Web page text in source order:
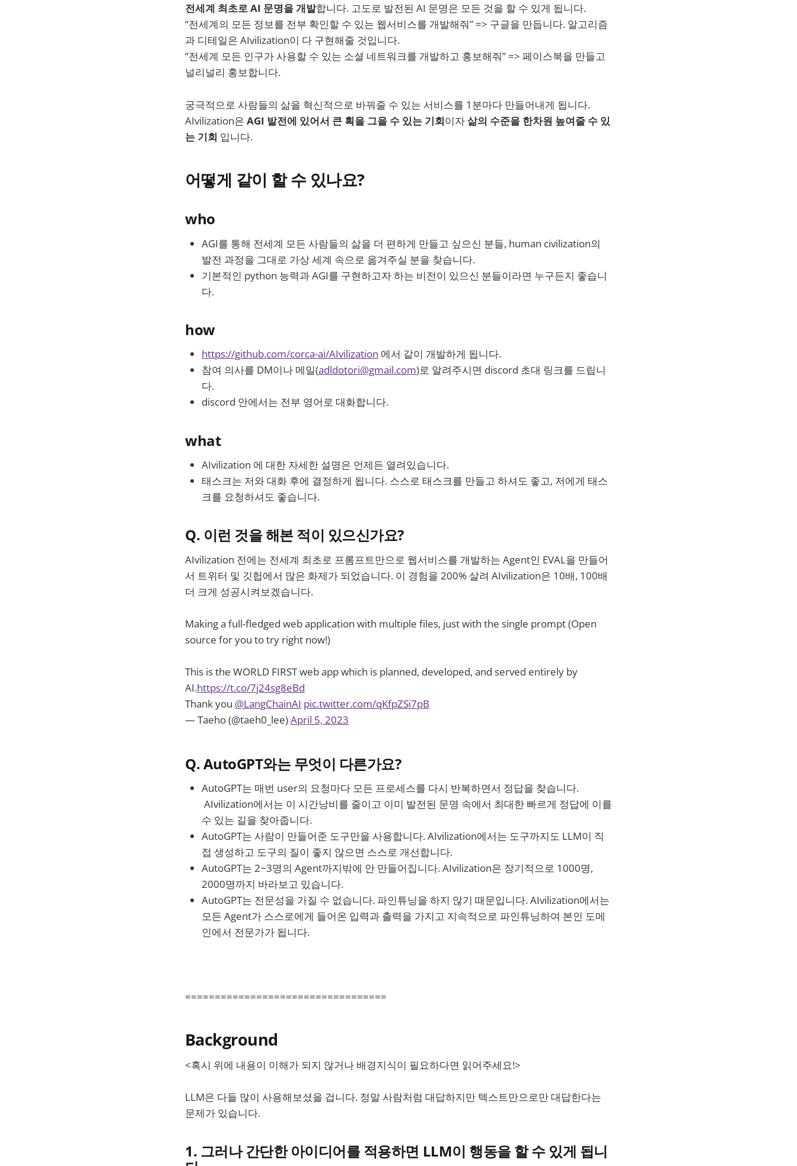
전세계 최초로 AI 문명을 개발합니다. 고도로 발전된 AI 문명은 모든 것을 할 수 있게 됩니다.
“전세계의 모든 정보를 전부 확인할 수 있는 웹서비스를 개발해줘” => 구글을 만듭니다. 알고리즘
과 디테일은 AIvilization이 다 구현해줄 것입니다.
“전세계 모든 인구가 사용할 수 있는 소셜 네트워크를 개발하고 홍보해줘” => 페이스북을 만들고
널리널리 홍보합니다.
궁극적으로 사람들의 삶을 혁신적으로 바꿔줄 수 있는 서비스를 1분마다 만들어내게 됩니다.
AIvilization은 AGI 발전에 있어서 큰 획을 그을 수 있는 기회이자삶의 수준을 한차원 높여줄 수 있
는 기회 입니다.
어떻게 같이 할 수 있나요?
who
AGI를 통해 전세계 모든 사람들의 삶을 더 편하게 만들고 싶으신 분들, human civilization의
발전 과정을 그대로 가상 세계 속으로 옮겨주실 분을 찾습니다.
기본적인 python 능력과 AGI를 구현하고자 하는 비전이 있으신 분들이라면 누구든지 좋습니
다.
how
https://github.com/corca-ai/AIvilization 에서 같이 개발하게 됩니다.
참여 의사를 DM이나 메일(adldotori@gmail.com)로 알려주시면 discord 초대 링크를 드립니
다.
discord 안에서는 전부 영어로 대화합니다.
what
AIvilization 에 대한 자세한 설명은 언제든 열려있습니다.
태스크는 저와 대화 후에 결정하게 됩니다. 스스로 태스크를 만들고 하셔도 좋고, 저에게 태스
크를 요청하셔도 좋습니다.
Q. 이런 것을 해본 적이 있으신가요?
AIvilization 전에는 전세계 최초로 프롬프트만으로 웹서비스를 개발하는 Agent인 EVAL을 만들어
서 트위터 및 깃헙에서 많은 화제가 되었습니다. 이 경험을 200% 살려 AIvilization은 10배, 100배
더 크게 성공시켜보겠습니다.
Making a full-fledged web application with multiple files, just with the single prompt (Open
source for you to try right now!)
This is the WORLD FIRST web app which is planned, developed, and served entirely by
AI.https://t.co/7j24sg8eBd
Thank you @LangChainAI pic.twitter.com/qKfpZSi7pB
— Taeho (@taeh0_lee)April 5, 2023
Q. AutoGPT와는 무엇이 다른가요?
AutoGPT는 매번 user의 요청마다 모든 프로세스를 다시 반복하면서 정답을 찾습니다.
AIvilization에서는 이 시간낭비를 줄이고 이미 발전된 문명 속에서 최대한 빠르게 정답에 이를
수 있는 길을 찾아줍니다.
AutoGPT는 사람이 만들어준 도구만을 사용합니다. AIvilization에서는 도구까지도 LLM이 직
접 생성하고 도구의 질이 좋지 않으면 스스로 개선합니다.
AutoGPT는 2~3명의 Agent까지밖에 안 만들어집니다. AIvilization은 장기적으로 1000명,
2000명까지 바라보고 있습니다.
AutoGPT는 전문성을 가질 수 없습니다. 파인튜닝을 하지 않기 때문입니다. AIvilization에서는
모든 Agent가 스스로에게 들어온 입력과 출력을 가지고 지속적으로 파인튜닝하여 본인 도메
인에서 전문가가 됩니다.
==================================
Background
<혹시 위에 내용이 이해가 되지 않거나 배경지식이 필요하다면 읽어주세요!>
LLM은 다들 많이 사용해보셨을 겁니다. 정말 사람처럼 대답하지만 텍스트만으로만 대답한다는
문제가 있습니다.
1. 그러나 간단한 아이디어를 적용하면 LLM이 행동을 할 수 있게 됩니